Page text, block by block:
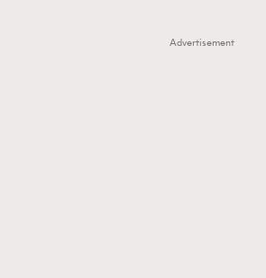
Advertisement